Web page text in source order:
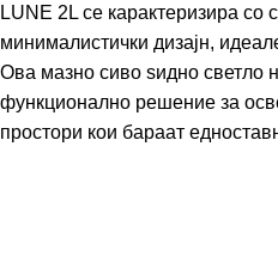
LUNE 2L се карактеризира со
минималистички дизајн,
Ова мазно сиво ѕидно светло
функционално решение за
простори кои бараат